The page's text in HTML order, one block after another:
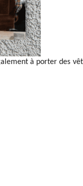
à porter des